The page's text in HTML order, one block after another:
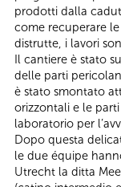
prodotti dalla
come recuperare
distrutte, i lavori
Il cantiere è stato
delle parti
è stato smontato
orizzontali e le
laboratorio per
Dopo questa
le due équipe
Utrecht la ditta